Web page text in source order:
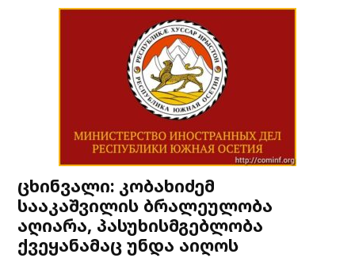
ცხინვალი: კობახიძემ
სააკაშვილის ბრალეულობა
აღიარა, პასუხისმგებლობა
ქვეყანამაც უნდა აიღოს